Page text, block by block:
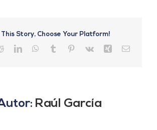
Story, Choose Your Platform!
RedditLinkedInWhatsApp
Tumblr Pinterest
Vk Xing Correo
Raúl García